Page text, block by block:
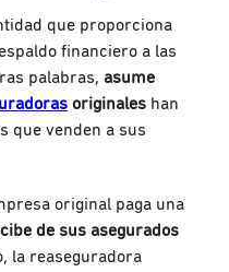
que proporciona
financiero a las
palabras, asume
originales han
que venden a sus
original paga una
de sus asegurados
la reaseguradora